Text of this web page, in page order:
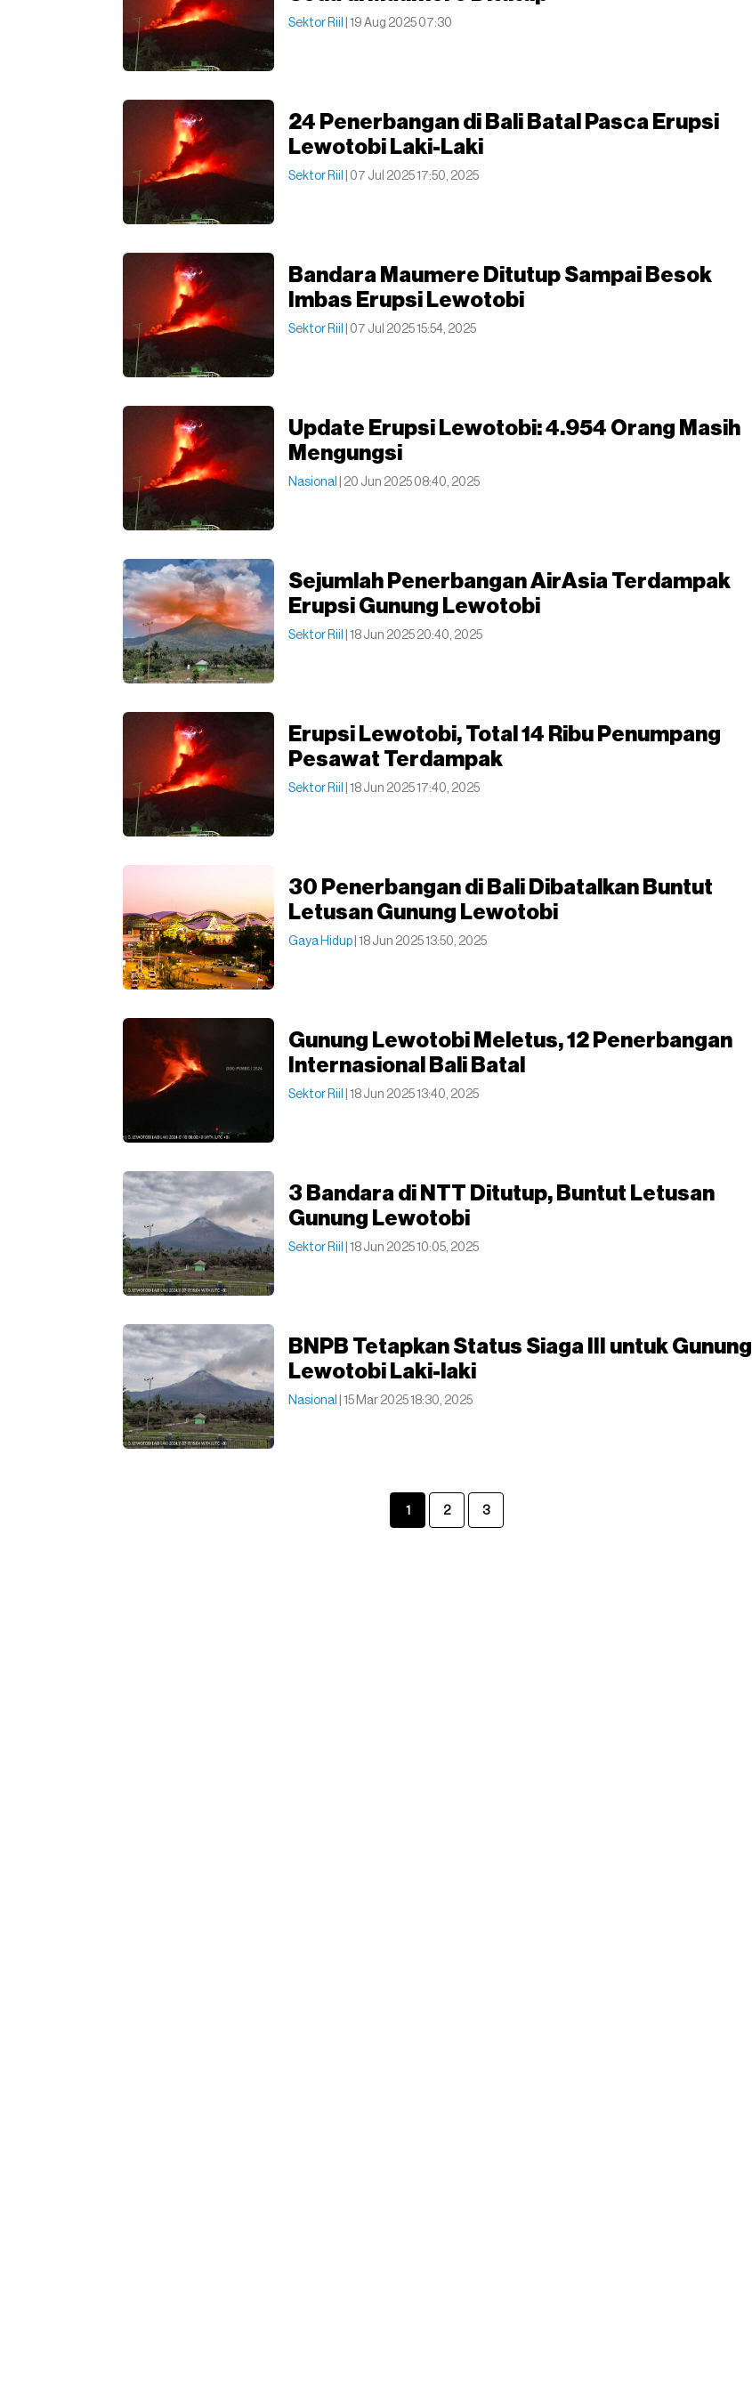
Sektor Riil | 19 Aug 2025 07:30
24 Penerbangan di Bali Batal Pasca Erupsi
Lewotobi Laki-Laki
Sektor Riil | 07 Jul 2025 17:50, 2025
Bandara Maumere Ditutup Sampai Besok
Imbas Erupsi Lewotobi
Sektor Riil | 07 Jul 2025 15:54, 2025
Update Erupsi Lewotobi: 4.954 Orang Masih
Mengungsi
Nasional | 20 Jun 2025 08:40, 2025
Sejumlah Penerbangan AirAsia Terdampak
Erupsi Gunung Lewotobi
Sektor Riil | 18 Jun 2025 20:40, 2025
Erupsi Lewotobi, Total 14 Ribu Penumpang
Pesawat Terdampak
Sektor Riil | 18 Jun 2025 17:40, 2025
30 Penerbangan di Bali Dibatalkan Buntut
Letusan Gunung Lewotobi
Gaya Hidup | 18 Jun 2025 13:50, 2025
Gunung Lewotobi Meletus, 12 Penerbangan
Internasional Bali Batal
Sektor Riil | 18 Jun 2025 13:40, 2025
3 Bandara di NTT Ditutup, Buntut Letusan
Gunung Lewotobi
Sektor Riil | 18 Jun 2025 10:05, 2025
BNPB Tetapkan Status Siaga III untuk Gunung
Lewotobi Laki-laki
Nasional | 15 Mar 2025 18:30, 2025
1 2 3